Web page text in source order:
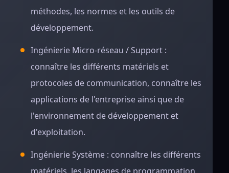
méthodes, les normes et les outils de
développement.
Ingénierie Micro-réseau / Support :
connaître les différents matériels et
protocoles de communication, connaître les
applications de l'entreprise ainsi que de
l'environnement de développement et
d'exploitation.
Ingénierie Système : connaître les différents